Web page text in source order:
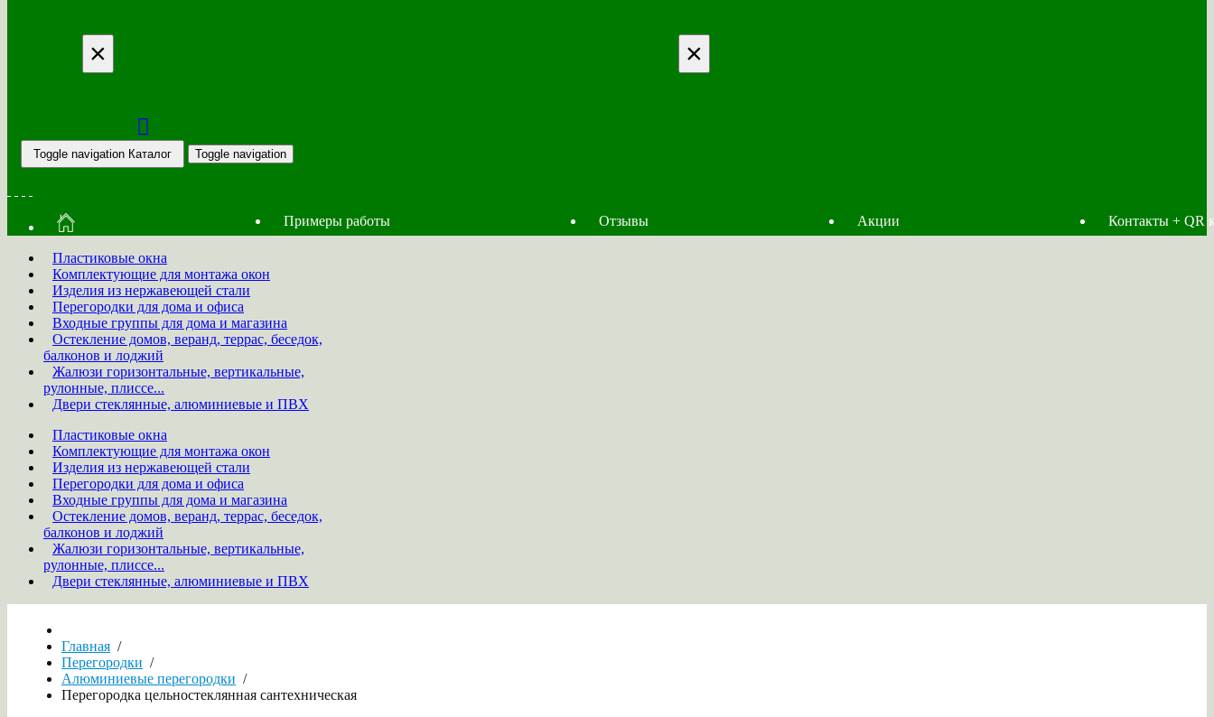
× ×
Toggle navigation Каталог Toggle navigation
Примеры работы Отзывы Акции Контакты + QR
Пластиковые окна
Комплектующие для монтажа окон
Изделия из нержавеющей стали
Перегородки для дома и офиса
Входные группы для дома и магазина
Остекление домов, веранд, террас, беседок,
балконов и лоджий
Жалюзи горизонтальные, вертикальные,
рулонные, плиссе...
Двери стеклянные, алюминиевые и ПВХ
Пластиковые окна
Комплектующие для монтажа окон
Изделия из нержавеющей стали
Перегородки для дома и офиса
Входные группы для дома и магазина
Остекление домов, веранд, террас, беседок,
балконов и лоджий
Жалюзи горизонтальные, вертикальные,
рулонные, плиссе...
Двери стеклянные, алюминиевые и ПВХ
Главная /
Перегородки /
Алюминиевые перегородки /
Перегородка цельностеклянная сантехническая